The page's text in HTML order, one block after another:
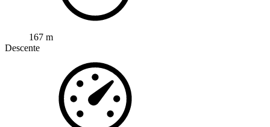
167 m
Descente